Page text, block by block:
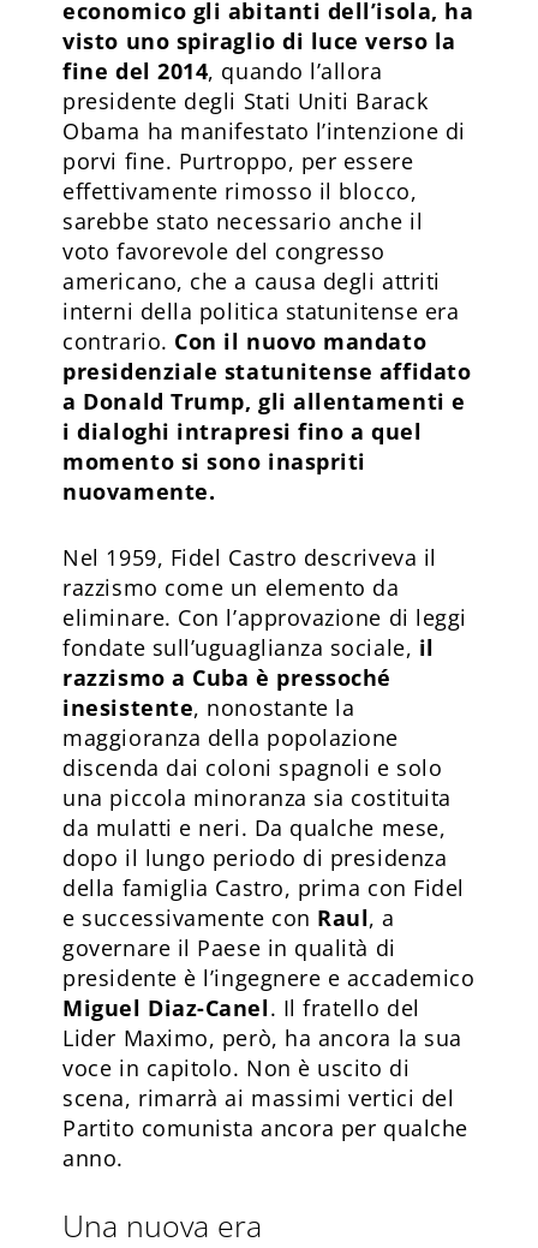
economico gli abitanti dell’isola, ha
visto uno spiraglio di luce verso la
fine del 2014, quando l’allora
presidente degli Stati Uniti Barack
Obama ha manifestato l’intenzione di
porvi fine. Purtroppo, per essere
effettivamente rimosso il blocco,
sarebbe stato necessario anche il
voto favorevole del congresso
americano, che a causa degli attriti
interni della politica statunitense era
contrario. Con il nuovo mandato
presidenziale statunitense affidato
a Donald Trump, gli allentamenti e
i dialoghi intrapresi fino a quel
momento si sono inaspriti
nuovamente.
Nel 1959, Fidel Castro descriveva il
razzismo come un elemento da
eliminare. Con l’approvazione di leggi
fondate sull’uguaglianza sociale, il
razzismo a Cuba è pressoché
inesistente, nonostante la
maggioranza della popolazione
discenda dai coloni spagnoli e solo
una piccola minoranza sia costituita
da mulatti e neri. Da qualche mese,
dopo il lungo periodo di presidenza
della famiglia Castro, prima con Fidel
e successivamente con Raul, a
governare il Paese in qualità di
presidente è l’ingegnere e accademico
Miguel Diaz-Canel. Il fratello del
Lider Maximo, però, ha ancora la sua
voce in capitolo. Non è uscito di
scena, rimarrà ai massimi vertici del
Partito comunista ancora per qualche
anno.
Una nuova era